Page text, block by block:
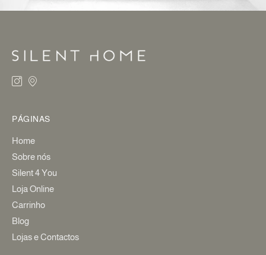
PÁGINAS
Home
Sobre nós
Silent 4 You
Loja Online
Carrinho
Blog
Lojas e Contactos